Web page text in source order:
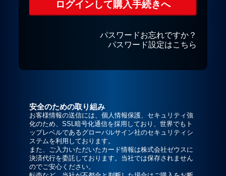
パスワードお忘れですか？
パスワード設定はこちら
安全のための取り組み
お客様情報の送信には、個人情報保護、セキュリティ強
化のため、SSL暗号化通信を採用しており、世界でもト
ップレベルであるグローバルサイン社のセキュリティシ
ステムを利用しております。
また、ご入力いただいたカード情報は株式会社ゼウスに
決済代行を委託しております。当社では保存されません
のでご安心ください。